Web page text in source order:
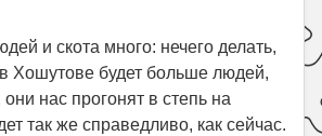
и скота много: нечего делать,
Хошутове будет больше людей,
нас прогонят в степь на
так же справедливо, как сейчас.